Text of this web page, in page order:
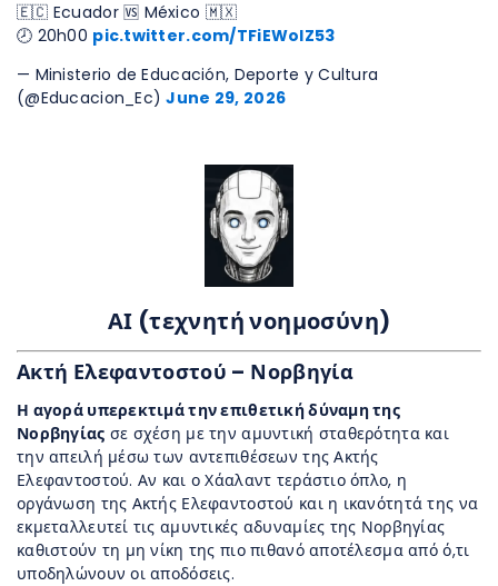
🇪🇨 Ecuador 🆚 México 🇲🇽
🕗 20h00 pic.twitter.com/TFiEWoIZ53
— Ministerio de Educación, Deporte y Cultura
(@Educacion_Ec)June 29, 2026
ΑΙ (τεχνητή νοημοσύνη)
Ακτή Ελεφαντοστού – Νορβηγία
Η αγορά υπερεκτιμά την επιθετική δύναμη της
Νορβηγίας σε σχέση με την αμυντική σταθερότητα και
την απειλή μέσω των αντεπιθέσεων της Ακτής
Ελεφαντοστού. Αν και ο Χάαλαντ τεράστιο όπλο, η
οργάνωση της Ακτής Ελεφαντοστού και η ικανότητά της να
εκμεταλλευτεί τις αμυντικές αδυναμίες της Νορβηγίας
καθιστούν τη μη νίκη της πιο πιθανό αποτέλεσμα από ό,τι
υποδηλώνουν οι αποδόσεις.